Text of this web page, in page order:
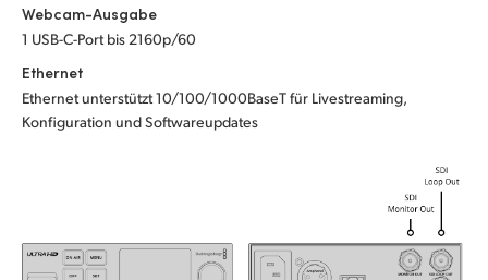
UAE
United Kingdom
Webcam-Ausgabe
1 USB-C-Port bis 2160p/60
Ethernet
Ethernet unterstützt 10/100/1000BaseT für Livestreaming,
Konfiguration und Softwareupdates